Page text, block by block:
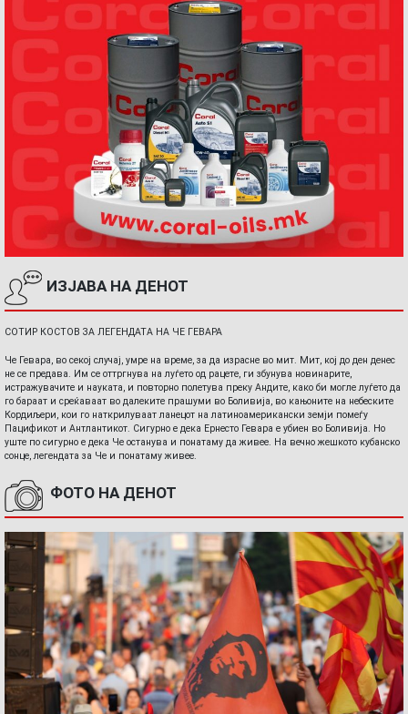
ИЗЈАВА НА ДЕНОТ
СОТИР КОСТОВ ЗА ЛЕГЕНДАТА НА ЧЕ ГЕВАРА
Че Гевара, во секој случај, умре на време, за да израсне во мит. Мит, кој до ден денес
не се предава. Им се оттргнува на луѓето од рацете, ги збунува новинарите,
истражувачите и науката, и повторно полетува преку Андите, како би могле луѓето да
го бараат и среќаваат во далеките прашуми во Боливија, во кањоните на небеските
Кордиљери, кои го наткрилуваат ланецот на латиноамерикански земји помеѓу
Пацификот и Антлантикот. Сигурно е дека Ернесто Гевара е убиен во Боливија. Но
уште по сигурно е дека Че останува и понатаму да живее. На вечно жешкото кубанско
сонце, легендата за Че и понатаму живее.
ФОТО НА ДЕНОТ